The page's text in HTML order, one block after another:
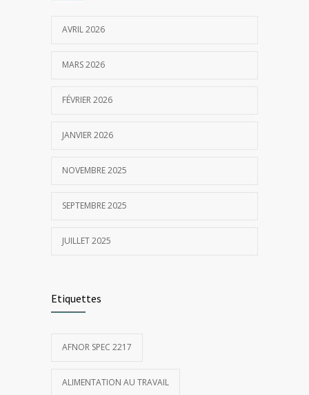
NOVEMBRE 4, 2025
AVRIL 2026
MARS 2026
FÉVRIER 2026
JANVIER 2026
NOVEMBRE 2025
SEPTEMBRE 2025
JUILLET 2025
Etiquettes
AFNOR SPEC 2217
ALIMENTATION AU TRAVAIL